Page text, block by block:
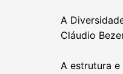
A
Cláudio
A estrutura e